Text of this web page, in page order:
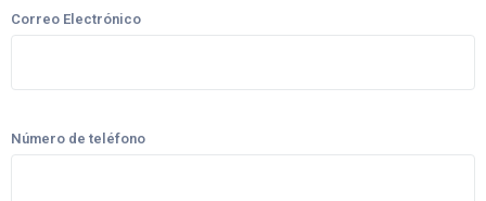
Correo Electrónico
Número de teléfono